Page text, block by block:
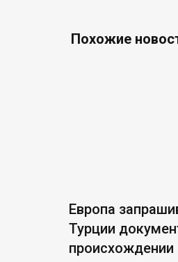
Похожие
Европа
Турции
происхождении